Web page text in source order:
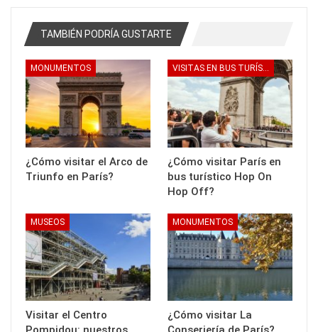
TAMBIÉN PODRÍA GUSTARTE
MONUMENTOS
¿Cómo visitar el Arco de
Triunfo en París?
VISITAS EN BUS TURÍSTICO
¿Cómo visitar París en
bus turístico Hop On
Hop Off?
MUSEOS
Visitar el Centro
MONUMENTOS
¿Cómo visitar La